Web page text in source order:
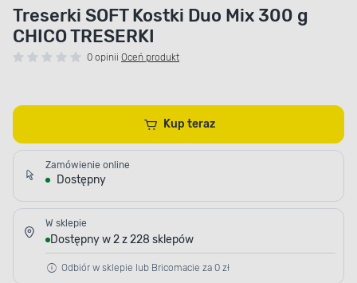
Treserki SOFT Kostki Duo Mix 300 g
CHICO TRESERKI
0 opinii Oceń produkt
Kup teraz
Zamówienie online
Dostępny
W sklepie
Dostępny w 2 z 228 sklepów
Odbiór w sklepie lub Bricomacie za 0 zł